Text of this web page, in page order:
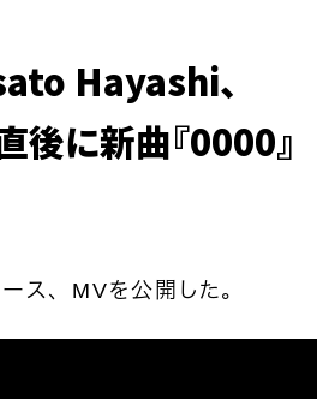
Hayashi、
後に新曲『0000』
ス、MVを公開した。